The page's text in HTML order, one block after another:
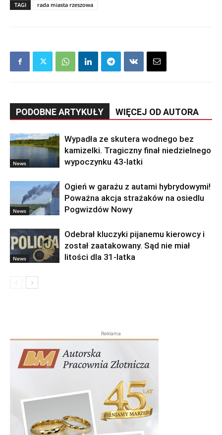
TAGI rada miasta rzeszowa
PODOBNE ARTYKUŁY WIĘCEJ OD AUTORA
News
Wypadła ze skutera wodnego bez
kamizelki. Tragiczny finał niedzielnego
wypoczynku 43-latki
News
Ogień w garażu z autami hybrydowymi!
Poważna akcja strażaków na osiedlu
Pogwizdów Nowy
News
Odebrał kluczyki pijanemu kierowcy i
został zaatakowany. Sąd nie miał
litości dla 31-latka
Reklama